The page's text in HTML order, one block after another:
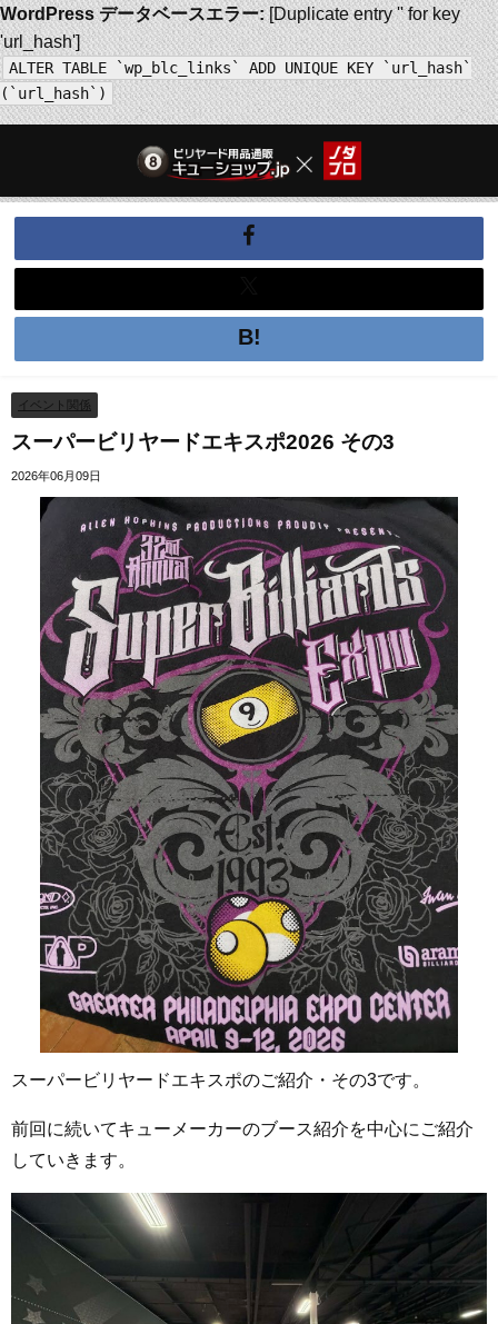
WordPress データベースエラー:[Duplicate entry '' for key
'url_hash']
ALTER TABLE `wp_blc_links` ADD UNIQUE KEY `url_hash`
(`url_hash`)
イベント関係
スーパービリヤードエキスポ2026 その3
2026年06月09日
スーパービリヤードエキスポのご紹介・その3です。
前回に続いてキューメーカーのブース紹介を中心にご紹介
していきます。